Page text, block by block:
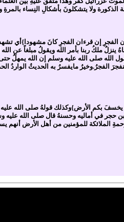
ولا يتشكلونَ بأشكالِ النِساء بالمرةِ
إن قرءان الفجرِ كانَ مشهودا}أي
ينزلُ ملكُ ربنا بأمر الله ويقولُ مبلغاً عنِ
صلى الله عليه وسلم إن الله يمهلُ
مايفسرُ به الحديثُ الواردُ
بكم الأرض}وكذلك قولهُ صلى الله
حجر في أماليه وحسنهُ قال صلى الله
الملائكة للمؤمنين من أهل الأرض أنهم